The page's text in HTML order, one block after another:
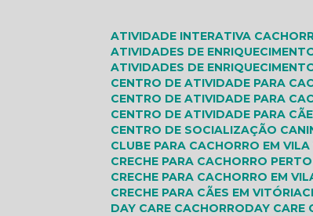
ATIVIDADE INTERATIVA
ATIVIDADES DE
ATIVIDADES DE
CENTRO DE ATIVIDADE PARA
CENTRO DE ATIVIDADE PARA
CENTRO DE ATIVIDADE PARA
CENTRO DE SOCIALIZAÇÃO
CLUBE PARA CACHORRO EM
CRECHE PARA CACHORRO
CRECHE PARA CACHORRO EM
CRECHE PARA CÃES EM VITÓRIA
DAY CARE CACHORRO
DAY